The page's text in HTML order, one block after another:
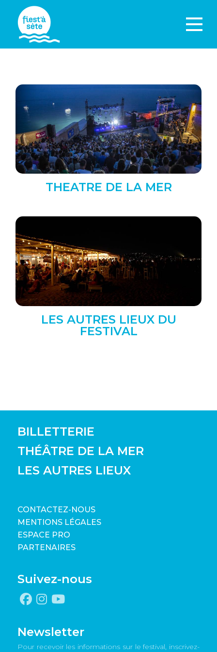
THEATRE DE LA MER
LES AUTRES LIEUX DU
FESTIVAL
BILLETTERIE
THÉÂTRE DE LA MER
LES AUTRES LIEUX
CONTACTEZ-NOUS
MENTIONS LÉGALES
ESPACE PRO
PARTENAIRES
Suivez-nous
Newsletter
Pour recevoir les informations sur le festival, inscrivez-